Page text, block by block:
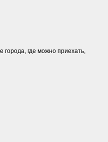
города, где можно приехать,